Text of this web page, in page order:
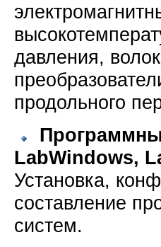
давления,
продольного
LabWindows,
Установка,
составление
систем.